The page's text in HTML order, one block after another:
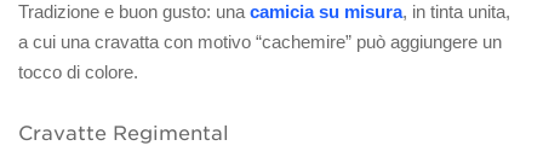
Tradizione e buon gusto: una camicia su misura, in tinta unita,
a cui una cravatta con motivo “cachemire” può aggiungere un
tocco di colore.
Cravatte Regimental